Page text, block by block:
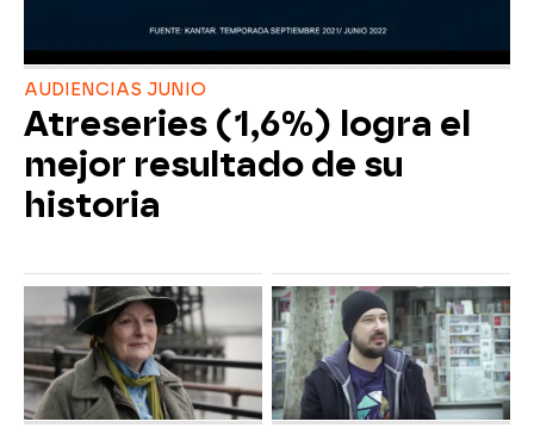
AUDIENCIAS JUNIO
Atreseries (1,6%) logra el
mejor resultado de su
historia